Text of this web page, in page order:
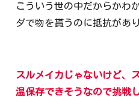
こういう世の中だからかわ
ダで物を貰うのに抵抗があ
スルメイカじゃないけど、
温保存できそうなので挑戦